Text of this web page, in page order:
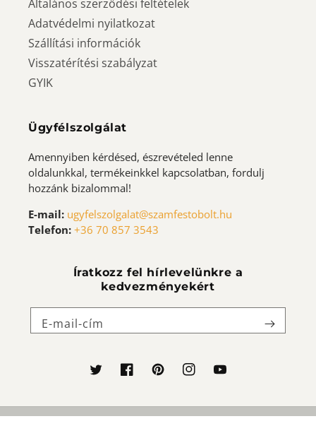
Általános szerződési feltételek
Adatvédelmi nyilatkozat
Szállítási információk
Visszatérítési szabályzat
GYIK
Ügyfélszolgálat
Amennyiben kérdésed, észrevételed lenne
oldalunkkal, termékeinkkel kapcsolatban, fordulj
hozzánk bizalommal!
E-mail: ugyfelszolgalat@szamfestobolt.hu
Telefon: +36 70 857 3543
Íratkozz fel hírlevelünkre a
kedvezményekért
E-mail-cím
TwitterFacebookPinterestInstagramYouTube